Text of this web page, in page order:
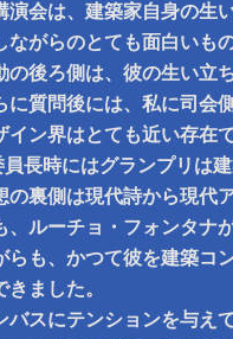
演会は、建築家自身の生
ながらのとても面白いも
の後ろ側は、彼の生い立
に質問後には、私に司会
イン界はとても近い存在
長時にはグランプリは
の裏側は現代詩から現代
、ルーチョ・フォンタナ
らも、かつて彼を建築コ
ました。
バスにテンションを与え